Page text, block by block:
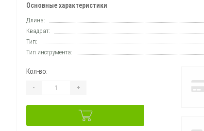
Основные характеристики
Длина:
Квадрат:
Тип:
Тип инструмента:
Кол-во:
- +